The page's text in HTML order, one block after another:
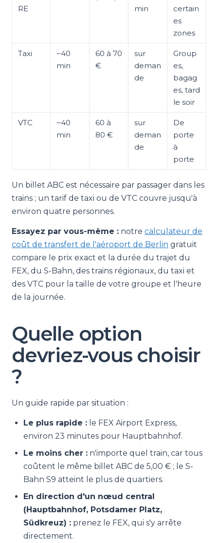
RE
min
certain
es
zones
Taxi
~40
min
60 à 70
€
sur
deman
de
Group
es,
bagag
es, tard
le soir
VTC
~40
min
60 à
80 €
sur
deman
de
De
porte
à
porte
Un billet ABC est nécessaire par passager dans les
trains ; un tarif de taxi ou de VTC couvre jusqu'à
environ quatre personnes.
Essayez par vous-même : notre calculateur de
coût de transfert de l'aéroport de Berlin gratuit
compare le prix exact et la durée du trajet du
FEX, du S-Bahn, des trains régionaux, du taxi et
des VTC pour la taille de votre groupe et l'heure
de la journée.
Quelle option
devriez-vous choisir
?
Un guide rapide par situation :
Le plus rapide : le FEX Airport Express,
environ 23 minutes pour Hauptbahnhof.
Le moins cher : n'importe quel train, car tous
coûtent le même billet ABC de 5,00 € ; le S-
Bahn S9 atteint le plus de quartiers.
En direction d'un nœud central
(Hauptbahnhof, Potsdamer Platz,
Südkreuz) : prenez le FEX, qui s'y arrête
directement.